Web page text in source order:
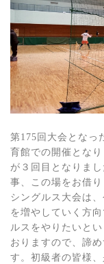
第175回大会となっ
育館での開催とな
が３回目となりま
事、この場をお借
シングルス大会は
を増やしていく方
ルスをやりたいと
おりますので、諦
す。初級者の皆様